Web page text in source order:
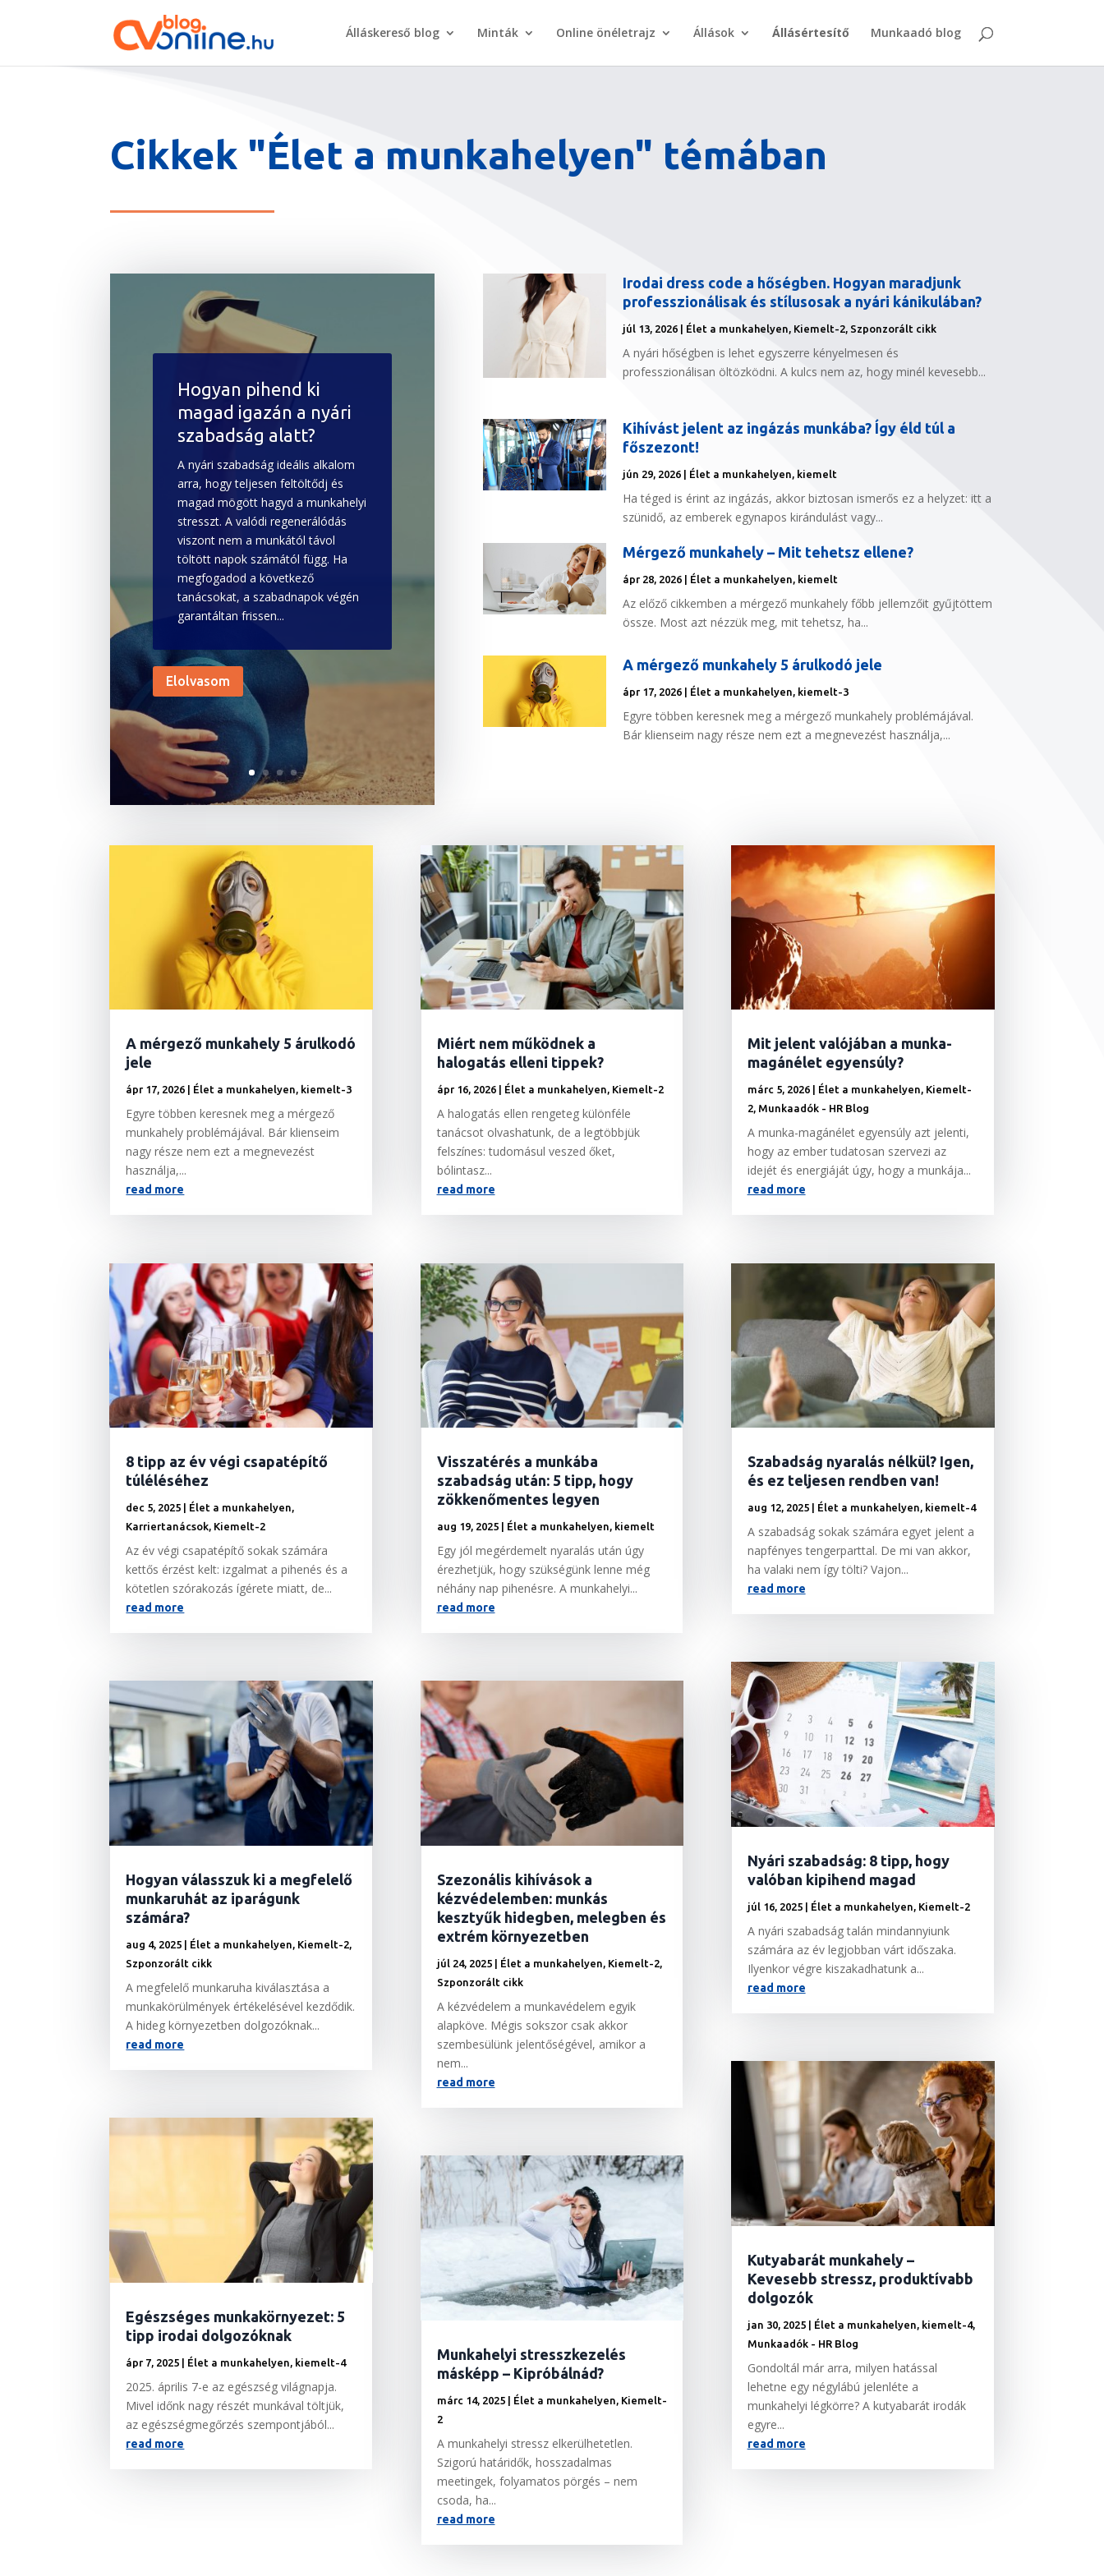
Álláskereső blog Minták Online önéletrajz Állások Állásértesítő Munkaadó blog
Cikkek "Élet a munkahelyen" témában
Hogyan pihend ki
magad igazán a nyári
szabadság alatt?
A nyári szabadság ideális alkalom
arra, hogy teljesen feltöltődj és
magad mögött hagyd a munkahelyi
stresszt. A valódi regenerálódás
viszont nem a munkától távol
töltött napok számától függ. Ha
megfogadod a következő
tanácsokat, a szabadnapok végén
garantáltan frissen...
Elolvasom
Irodai dress code a hőségben. Hogyan maradjunk
professzionálisak és stílusosak a nyári kánikulában?
júl 13, 2026 Élet a munkahelyen, Kiemelt-2, Szponzorált cikk
A nyári hőségben is lehet egyszerre kényelmesen és
professzionálisan öltözködni. A kulcs nem az, hogy minél kevesebb...
Kihívást jelent az ingázás munkába? Így éld túl a
főszezont!
jún 29, 2026 | Élet a munkahelyen kiemelt
Ha téged is érint az ingázás, akkor biztosan ismerős ez a helyzet: itt a
szünidő, az emberek egynapos kirándulást vagy...
Mérgező munkahely – Mit tehetsz ellene?
ápr 28, 2026 | Élet a munkahelyen kiemelt
Az előző cikkemben a mérgező munkahely főbb jellemzőit gyűjtöttem
össze. Most azt nézzük meg, mit tehetsz, ha...
A mérgező munkahely 5 árulkodó jele
ápr 17, 2026 | Élet a munkahelyen kiemelt-3
Egyre többen keresnek meg a mérgező munkahely problémájával.
Bár klienseim nagy része nem ezt a megnevezést használja,...
A mérgező munkahely 5 árulkodó
jele
ápr 17, 2026 Élet a munkahelyen, kiemelt-3
Egyre többen keresnek meg a mérgező
munkahely problémájával. Bár klienseim
nagy része nem ezt a megnevezést
használja,...
read more
8 tipp az év végi csapatépítő
túléléséhez
dec 5, 2025 Élet a munkahelyen,
Karriertanácsok, Kiemelt-2
Az év végi csapatépítő sokak számára
kettős érzést kelt: izgalmat a pihenés és a
kötetlen szórakozás ígérete miatt, de...
read more
Hogyan válasszuk ki a megfelelő
munkaruhát az iparágunk
számára?
aug 4, 2025 | Élet a munkahelyen, Kiemelt-2,
Szponzorált cikk
A megfelelő munkaruha kiválasztása a
munkakörülmények értékelésével kezdődik.
A hideg környezetben dolgozóknak...
read more
Egészséges munkakörnyezet: 5
tipp irodai dolgozóknak
ápr 7, 2025 | Élet a munkahelyen kiemelt-4
2025. április 7-e az egészség világnapja.
Mivel időnk nagy részét munkával töltjük,
az egészségmegőrzés szempontjából...
read more
Miért nem működnek a
halogatás elleni tippek?
ápr 16, 2026| Élet a munkahelyen, Kiemelt-2
A halogatás ellen rengeteg különféle
tanácsot olvashatunk, de a legtöbbjük
felszínes: tudomásul veszed őket,
bólintasz...
read more
Visszatérés a munkába
szabadság után: 5 tipp, hogy
zökkenőmentes legyen
aug 19, 2025| Élet a munkahelyen, kiemelt
Egy jól megérdemelt nyaralás után úgy
érezhetjük, hogy szükségünk lenne még
néhány nap pihenésre. A munkahelyi...
read more
Szezonális kihívások a
kézvédelemben: munkás
kesztyűk hidegben, melegben és
extrém környezetben
júl 24, 2025| Élet a munkahelyen, Kiemelt-2,
Szponzorált cikk
A kézvédelem a munkavédelem egyik
alapköve. Mégis sokszor csak akkor
szembesülünk jelentőségével, amikor a
nem...
read more
Munkahelyi stresszkezelés
másképp – Kipróbálnád?
márc 14, 2025| Élet a munkahelyen Kiemelt-
2
A munkahelyi stressz elkerülhetetlen.
Szigorú határidők, hosszadalmas
meetingek, folyamatos pörgés – nem
csoda, ha...
read more
Mit jelent valójában a munka-
magánélet egyensúly?
márc 5, 2026| Élet a munkahelyen, Kiemelt-
2, Munkaadók - HR Blog
A munka-magánélet egyensúly azt jelenti,
hogy az ember tudatosan szervezi az
idejét és energiáját úgy, hogy a munkája...
read more
Szabadság nyaralás nélkül? Igen,
és ez teljesen rendben van!
aug 12, 2025| Élet a munkahelyen, kiemelt-4
A szabadság sokak számára egyet jelent a
napfényes tengerparttal. De mi van akkor,
ha valaki nem így tölti? Vajon...
read more
Nyári szabadság: 8 tipp, hogy
valóban kipihend magad
júl 16, 2025| Élet a munkahelyen, Kiemelt-2
A nyári szabadság talán mindannyiunk
számára az év legjobban várt időszaka.
Ilyenkor végre kiszakadhatunk a...
read more
Kutyabarát munkahely –
Kevesebb stressz, produktívabb
dolgozók
jan 30, 2025| Élet a munkahelyen kiemelt-4,
Munkaadók - HR Blog
Gondoltál már arra, milyen hatással
lehetne egy négylábú jelenléte a
munkahelyi légkörre? A kutyabarát irodák
egyre...
read more